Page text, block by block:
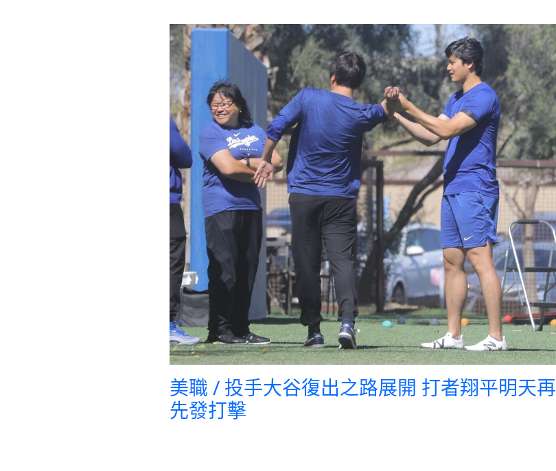
美職 / 投手大谷復出之路展開 打者翔平明天再
先發打擊